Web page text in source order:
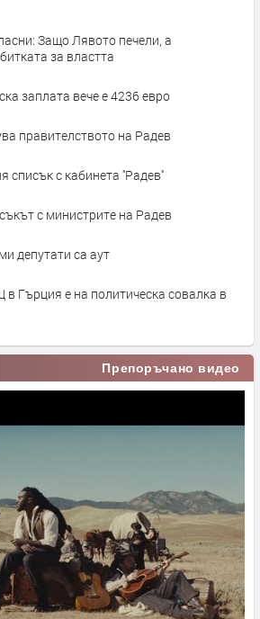
Защо Лявото печели, а
за властта
заплата вече е 4236 евро
правителството на Радев
списък с кабинета ''Радев''
с министрите на Радев
депутати са аут
Гърция е на политическа совалка в
Препоръчано видео